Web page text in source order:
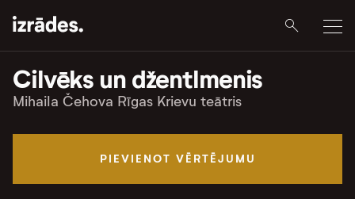
Cilvēks un džentlmenis
Mihaila Čehova Rīgas Krievu teātris
PIEVIENOT VĒRTĒJUMU